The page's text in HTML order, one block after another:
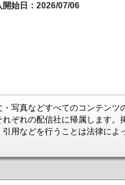
開始日：2026/07/06
写真などすべてのコンテンツ
ぞれの配信社に帰属します。
用などを行うことは法律によ